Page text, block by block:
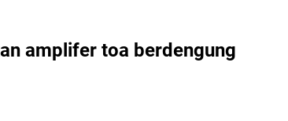
amplifer toa berdengung